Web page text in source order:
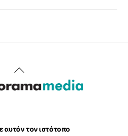
Back
To
αυτόν τον ιστότοπο